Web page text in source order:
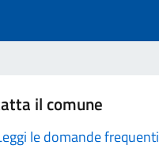
il comune
le domande frequenti